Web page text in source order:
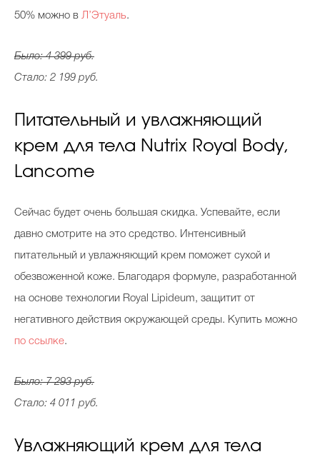
50% можно в Л’Этуаль.
Было: 4 399 руб.
Стало: 2 199 руб.
Питательный и увлажняющий
крем для тела Nutrix Royal Body,
Lancome
Сейчас будет очень большая скидка. Успевайте, если
давно смотрите на это средство. Интенсивный
питательный и увлажняющий крем поможет сухой и
обезвоженной коже. Благодаря формуле, разработанной
на основе технологии Royal Lipideum, защитит от
негативного действия окружающей среды. Купить можно
по ссылке.
Было: 7 293 руб.
Стало: 4 011 руб.
Увлажняющий крем для тела